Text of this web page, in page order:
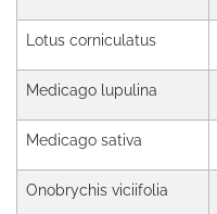
Lotus corniculatus
Medicago lupulina
Medicago sativa
Onobrychis viciifolia